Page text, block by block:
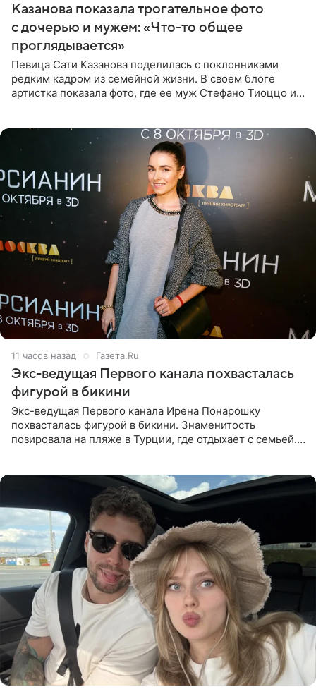
Казанова показала трогательное фото
с дочерью и мужем: «Что-то общее
проглядывается»
Певица Сати Казанова поделилась с поклонниками
редким кадром из семейной жизни. В своем блоге
артистка показала фото, где ее муж Стефано Тиоццо и
11 часов назад Газета.Ru
Экс-ведущая Первого канала похвасталась
фигурой в бикини
Экс-ведущая Первого канала Ирена Понарошку
похвасталась фигурой в бикини. Знаменитость
позировала на пляже в Турции, где отдыхает с семьей.